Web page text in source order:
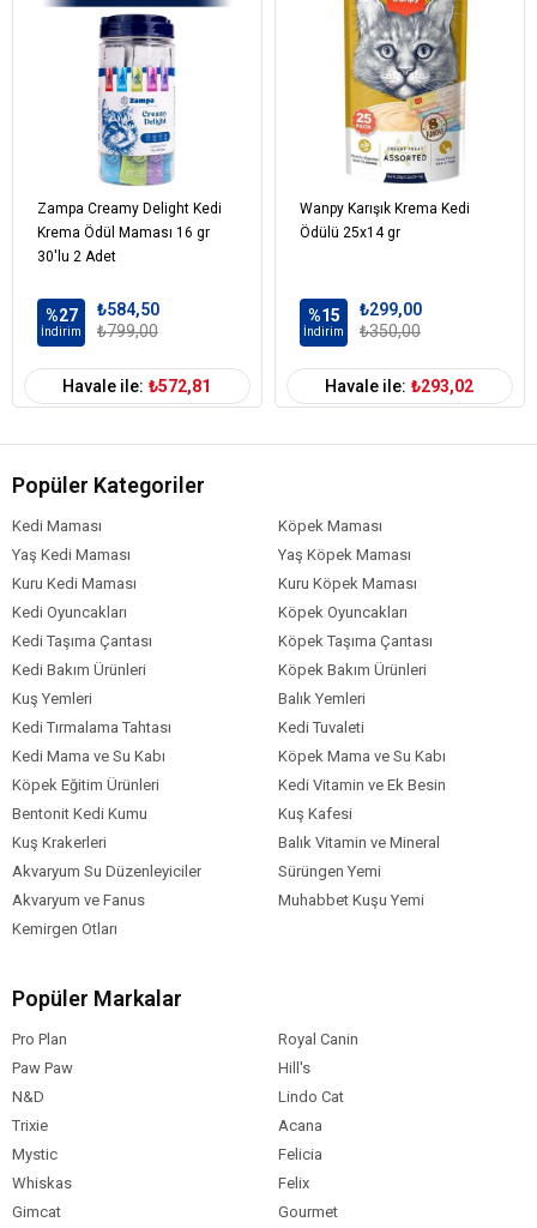
Kedi Maması
Tahıl Oranı
Kedi Özel
Gereksinim
Kedi Maması
Paket Boyutu
Kedi Irk Özelliği Tümüne Uygun
Zampa Creamy Delight Kedi
Krema Ödül Maması 16 gr
30'lu 2 Adet
%27
İndirim
₺584,50
₺799,00
Havale ile: ₺572,81
Wanpy Karışık Krema Kedi
Ödülü 25x14 gr
%15
İndirim
₺299,00
₺350,00
Havale ile: ₺293,02
Popüler Kategoriler
Kedi Maması
Köpek Maması
Yaş Kedi Maması
Yaş Köpek Maması
Kuru Kedi Maması
Kuru Köpek Maması
Kedi Oyuncakları
Köpek Oyuncakları
Kedi Taşıma Çantası
Köpek Taşıma Çantası
Kedi Bakım Ürünleri
Köpek Bakım Ürünleri
Kuş Yemleri
Balık Yemleri
Kedi Tırmalama Tahtası
Kedi Tuvaleti
Kedi Mama ve Su Kabı
Köpek Mama ve Su Kabı
Köpek Eğitim Ürünleri
Kedi Vitamin ve Ek Besin
Bentonit Kedi Kumu
Kuş Kafesi
Kuş Krakerleri
Balık Vitamin ve Mineral
Akvaryum Su Düzenleyiciler
Sürüngen Yemi
Akvaryum ve Fanus
Muhabbet Kuşu Yemi
Kemirgen Otları
Popüler Markalar
Pro Plan
Royal Canin
Paw Paw
Hill's
N&D
Lindo Cat
Trixie
Acana
Mystic
Felicia
Whiskas
Felix
Gimcat
Gourmet